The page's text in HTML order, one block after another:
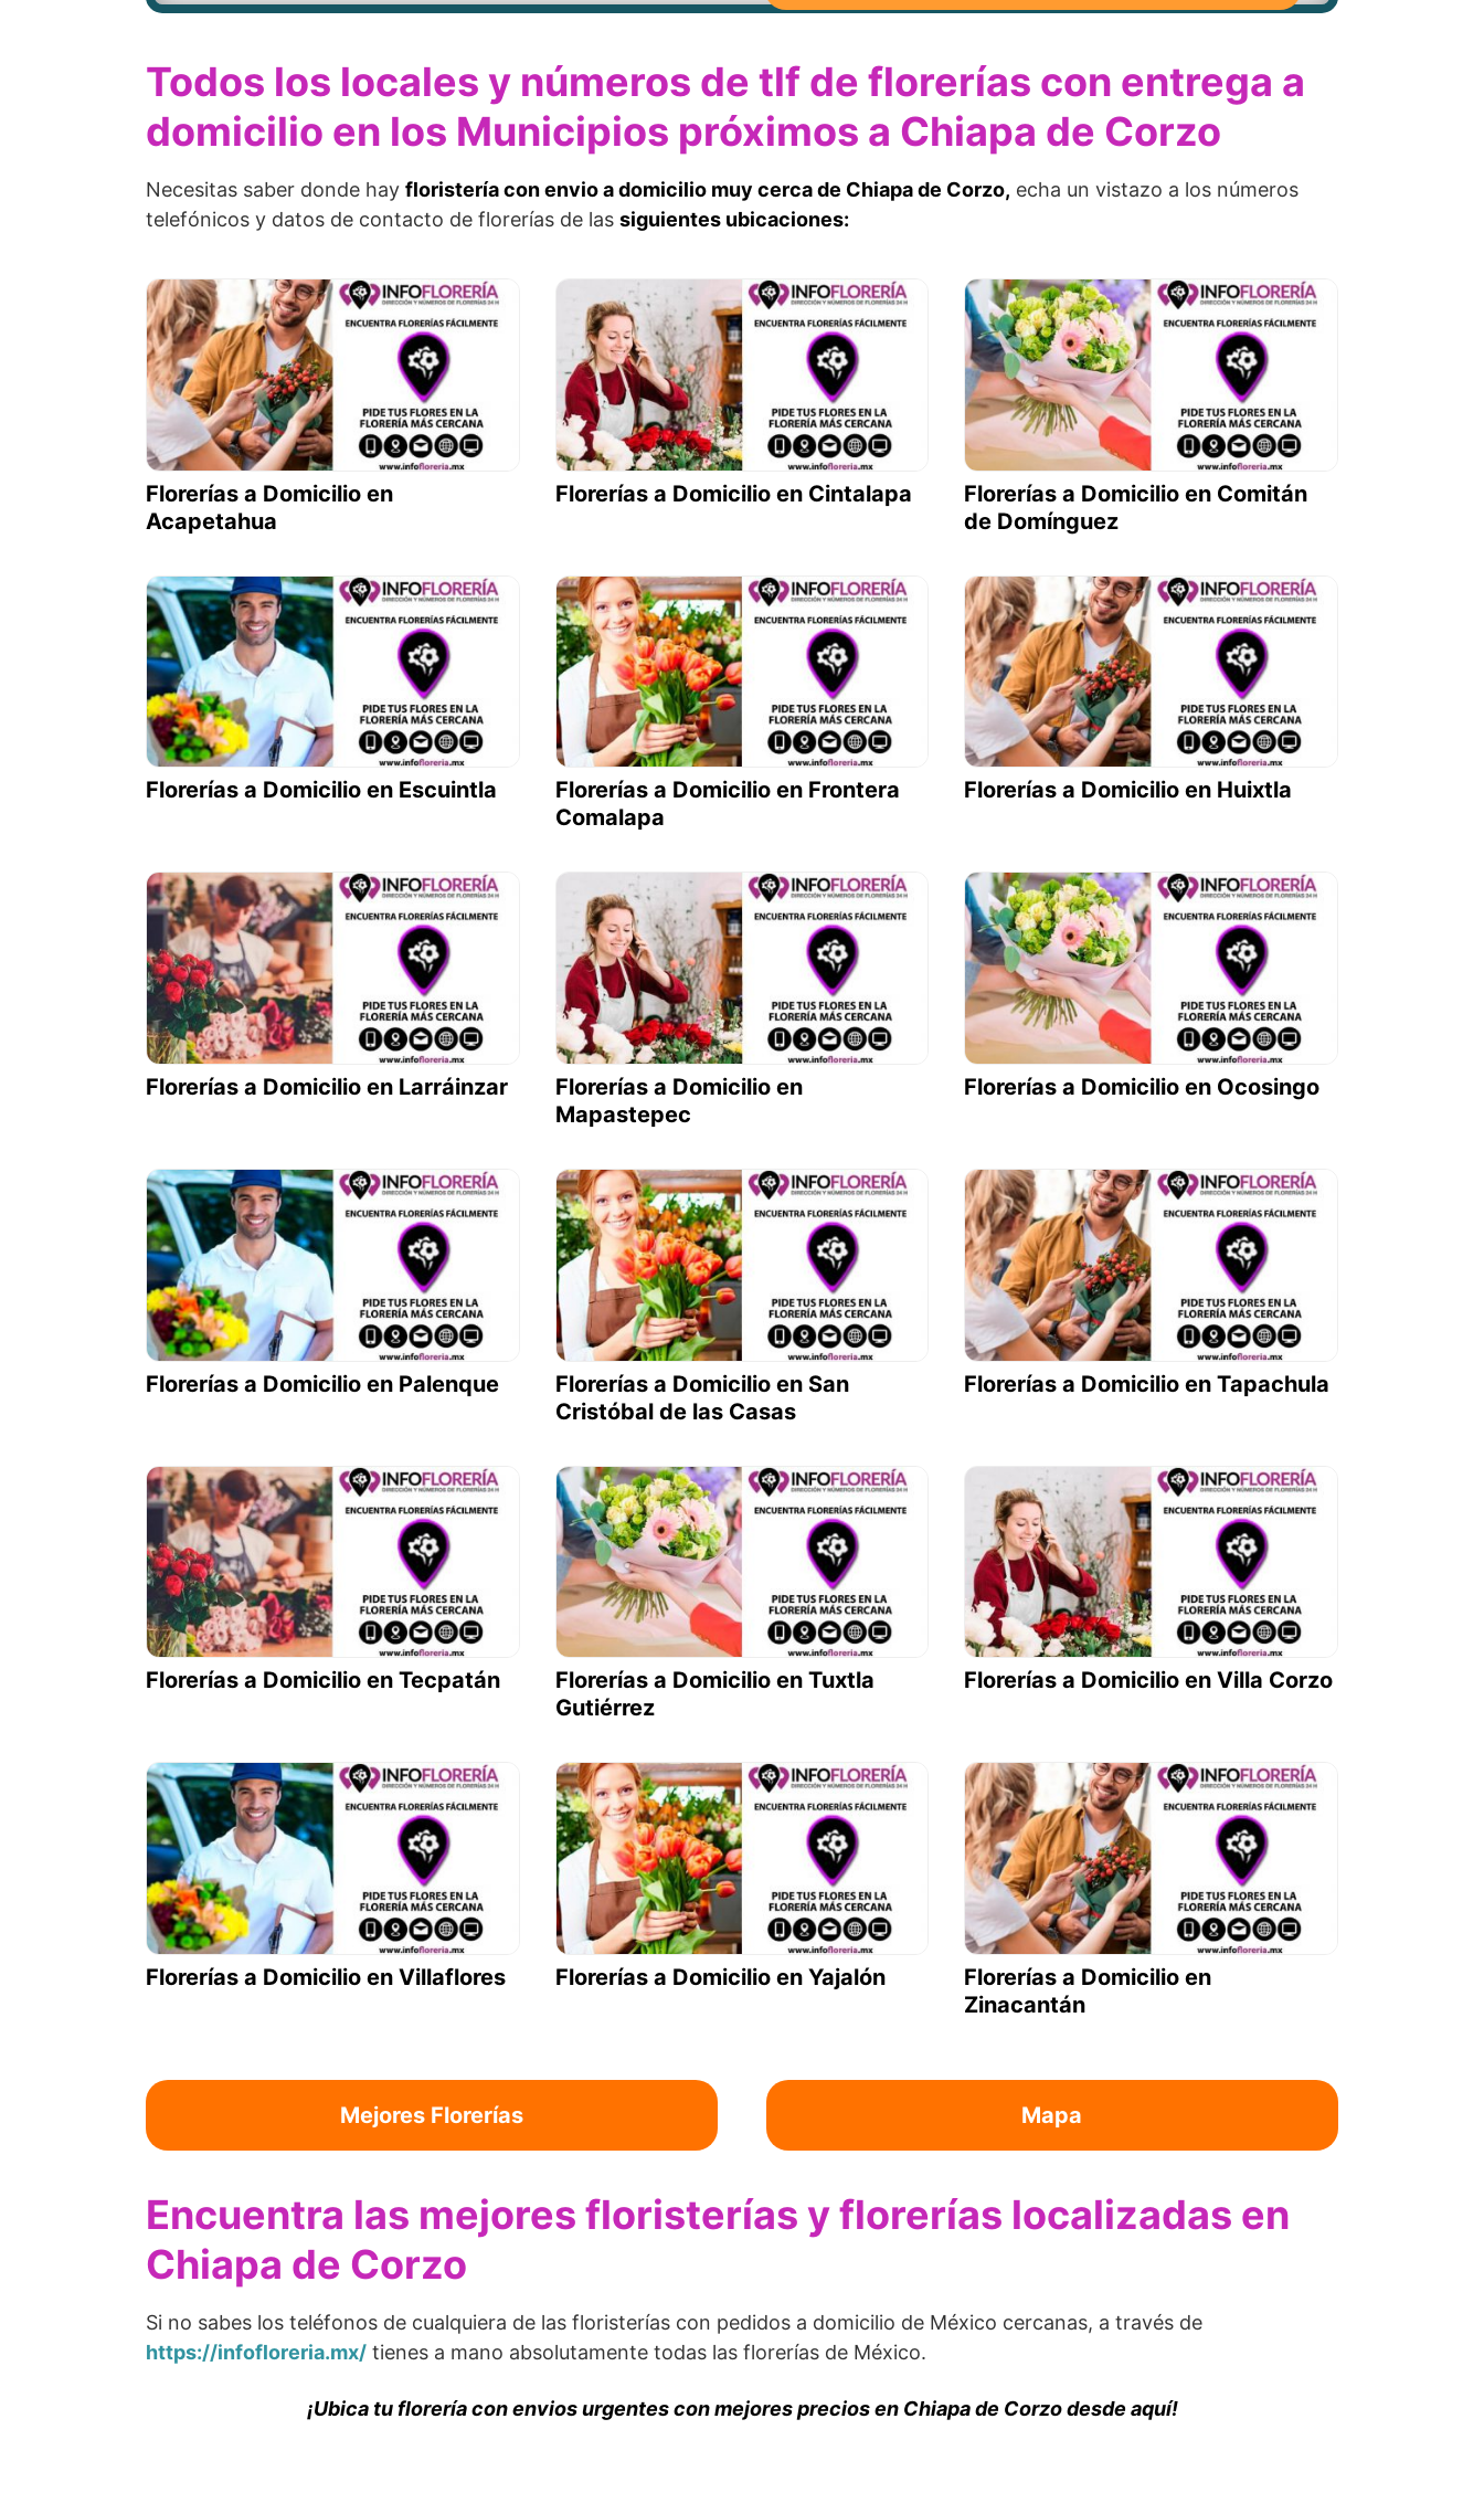
Todos los locales y números de tlf de florerías con entrega a
domicilio en los Municipios próximos a Chiapa de Corzo
Necesitas saber donde hay floristería con envio a domicilio muy cerca de Chiapa de Corzo, echa un vistazo a los números
telefónicos y datos de contacto de florerías de las siguientes ubicaciones:
Florerías a Domicilio en
Acapetahua
Florerías a Domicilio en Cintalapa
Florerías a Domicilio en Comitán
de Domínguez
Florerías a Domicilio en Escuintla
Florerías a Domicilio en Frontera
Comalapa
Florerías a Domicilio en Huixtla
Florerías a Domicilio en Larráinzar
Florerías a Domicilio en
Mapastepec
Florerías a Domicilio en Ocosingo
Florerías a Domicilio en Palenque
Florerías a Domicilio en San
Cristóbal de las Casas
Florerías a Domicilio en Tapachula
Florerías a Domicilio en Tecpatán
Florerías a Domicilio en Tuxtla
Gutiérrez
Florerías a Domicilio en Villa Corzo
Florerías a Domicilio en Villaflores Florerías a Domicilio en Yajalón
Florerías a Domicilio en
Zinacantán
Mejores Florerías Mapa
Encuentra las mejores floristerías y florerías localizadas en
Chiapa de Corzo
Si no sabes los teléfonos de cualquiera de las floristerías con pedidos a domicilio de México cercanas, a través de
https://infofloreria.mx/ tienes a mano absolutamente todas las florerías de México.
¡Ubica tu florería con envios urgentes con mejores precios en Chiapa de Corzo desde aquí!